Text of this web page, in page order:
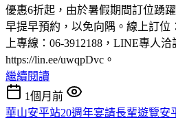
優惠6折起，由於暑假期間訂位踴
早提早預約，以免向隅。線上訂位
上專線：06-3912188，LINE專人洽
https://lin.ee/uwqpDvc。
繼續閱讀
1個月前
華山安平站20週年宴請長輩遊覽安